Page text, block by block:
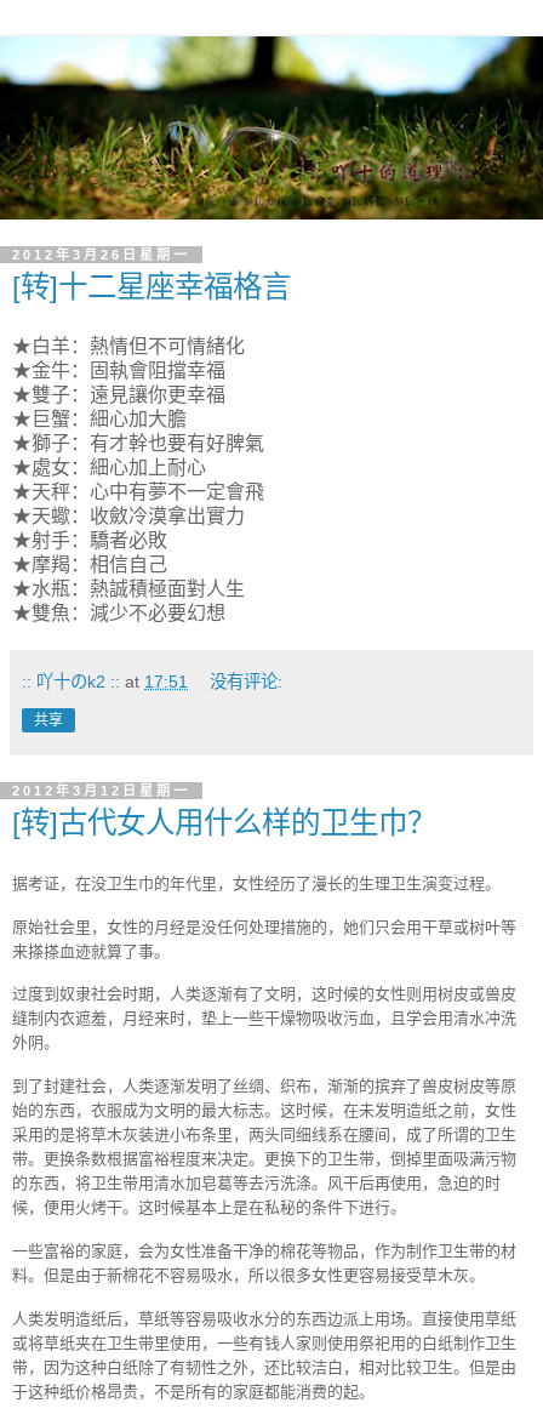
2012年3月26日星期一
[转]十二星座幸福格言
★白羊：熱情但不可情緒化
★金牛：固執會阻擋幸福
★雙子：遠見讓你更幸福
★巨蟹：細心加大膽
★獅子：有才幹也要有好脾氣
★處女：細心加上耐心
★天秤：心中有夢不一定會飛
★天蠍：收斂冷漠拿出實力
★射手：驕者必敗
★摩羯：相信自己
★水瓶：熱誠積極面對人生
★雙魚：減少不必要幻想
:: 吖十のk2 :: at 17:51 没有评论:
共享
2012年3月12日星期一
[转]古代女人用什么样的卫生巾？
据考证，在没卫生巾的年代里，女性经历了漫长的生理卫生演变过程。
原始社会里，女性的月经是没任何处理措施的，她们只会用干草或树叶等
来搽搽血迹就算了事。
过度到奴隶社会时期，人类逐渐有了文明，这时候的女性则用树皮或兽皮
缝制内衣遮羞，月经来时，垫上一些干燥物吸收污血，且学会用清水冲洗
外阴。
到了封建社会，人类逐渐发明了丝绸、织布，渐渐的摈弃了兽皮树皮等原
始的东西，衣服成为文明的最大标志。这时候，在未发明造纸之前，女性
采用的是将草木灰装进小布条里，两头同细线系在腰间，成了所谓的卫生
带。更换条数根据富裕程度来决定。更换下的卫生带，倒掉里面吸满污物
的东西，将卫生带用清水加皂葛等去污洗涤。风干后再使用，急迫的时
候，便用火烤干。这时候基本上是在私秘的条件下进行。
一些富裕的家庭，会为女性准备干净的棉花等物品，作为制作卫生带的材
料。但是由于新棉花不容易吸水，所以很多女性更容易接受草木灰。
人类发明造纸后，草纸等容易吸收水分的东西边派上用场。直接使用草纸
或将草纸夹在卫生带里使用，一些有钱人家则使用祭祀用的白纸制作卫生
带，因为这种白纸除了有韧性之外，还比较洁白，相对比较卫生。但是由
于这种纸价格昂贵，不是所有的家庭都能消费的起。